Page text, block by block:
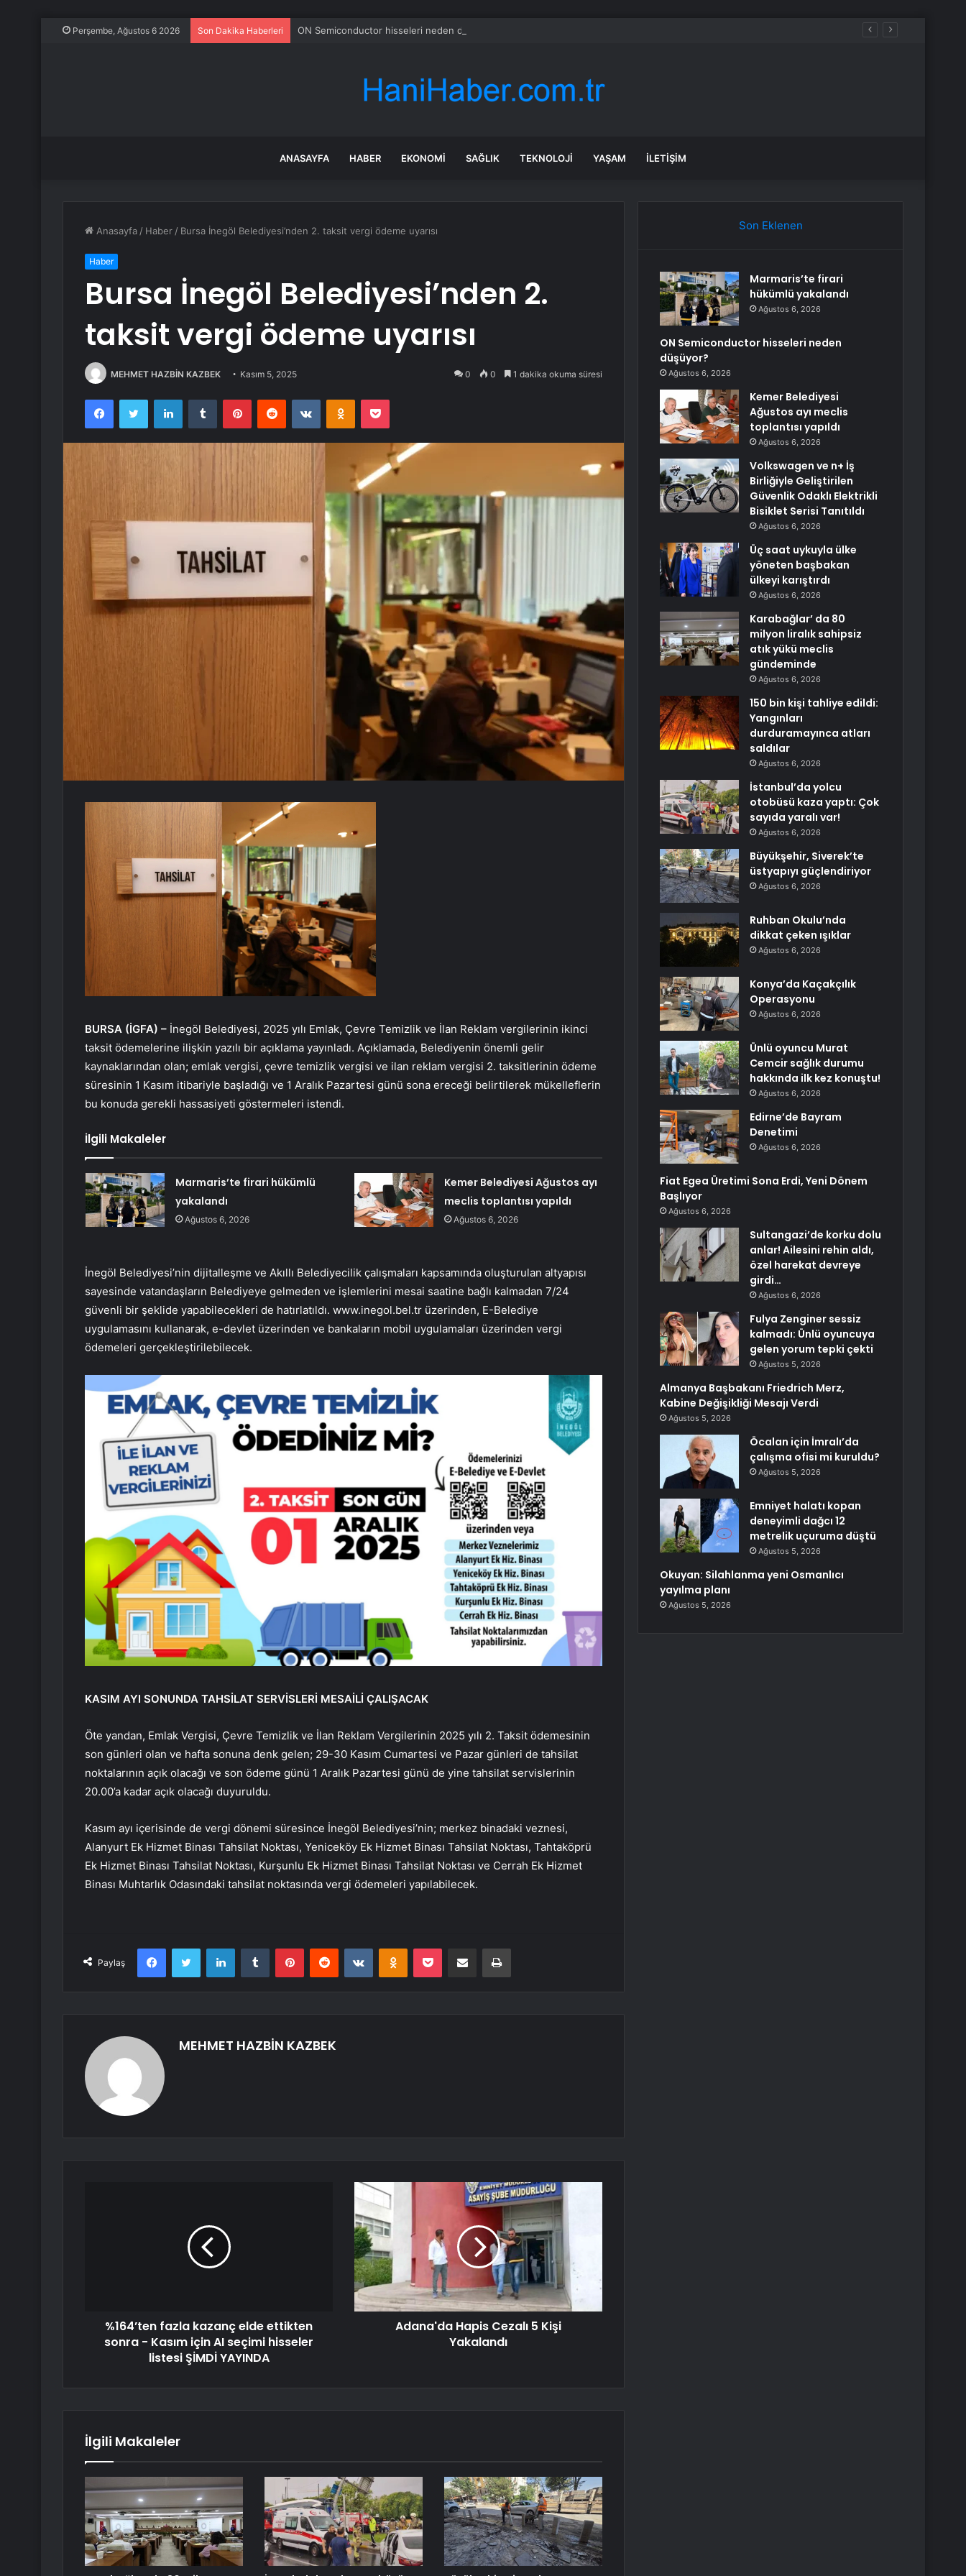
Perşembe, Ağustos 6 2026 Son Dakika Haberleri ON Semiconductor hisseleri neden düşüyor?
ANASAYFA HABER EKONOMI SAĞLIK TEKNOLOJI YAŞAM İLETIŞIM
Anasayfa / Haber / Bursa İnegöl Belediyesi’nden 2. taksit vergi ödeme uyarısı
Haber
Bursa İnegöl Belediyesi’nden 2.
taksit vergi ödeme uyarısı
MEHMET HAZBİN KAZBEK Kasım 5, 2025 0 0 1 dakika okuma süresi
FacebookTwitter LinkedInTumblr PinterestReddit VKontakteOdnoklassniki
Pocket
BURSA (İGFA) – İnegöl Belediyesi, 2025 yılı Emlak, Çevre Temizlik ve İlan Reklam vergilerinin ikinci
taksit ödemelerine ilişkin yazılı bir açıklama yayınladı. Açıklamada, Belediyenin önemli gelir
kaynaklarından olan; emlak vergisi, çevre temizlik vergisi ve ilan reklam vergisi 2. taksitlerinin ödeme
süresinin 1 Kasım itibariyle başladığı ve 1 Aralık Pazartesi günü sona ereceği belirtilerek mükelleflerin
bu konuda gerekli hassasiyeti göstermeleri istendi.
İlgili Makaleler
Marmaris’te firari hükümlü
yakalandı
Ağustos 6, 2026
Kemer Belediyesi Ağustos ayı
meclis toplantısı yapıldı
Ağustos 6, 2026
İnegöl Belediyesi’nin dijitalleşme ve Akıllı Belediyecilik çalışmaları kapsamında oluşturulan altyapısı
sayesinde vatandaşların Belediyeye gelmeden ve işlemlerini mesai saatine bağlı kalmadan 7/24
güvenli bir şeklide yapabilecekleri de hatırlatıldı. www.inegol.bel.tr üzerinden, E-Belediye
uygulamasını kullanarak, e-devlet üzerinden ve bankaların mobil uygulamaları üzerinden vergi
ödemeleri gerçekleştirilebilecek.
KASIM AYI SONUNDA TAHSİLAT SERVİSLERİ MESAİLİ ÇALIŞACAK
Öte yandan, Emlak Vergisi, Çevre Temizlik ve İlan Reklam Vergilerinin 2025 yılı 2. Taksit ödemesinin
son günleri olan ve hafta sonuna denk gelen; 29-30 Kasım Cumartesi ve Pazar günleri de tahsilat
noktalarının açık olacağı ve son ödeme günü 1 Aralık Pazartesi günü de yine tahsilat servislerinin
20.00’a kadar açık olacağı duyuruldu.
Kasım ayı içerisinde de vergi dönemi süresince İnegöl Belediyesi’nin; merkez binadaki veznesi,
Alanyurt Ek Hizmet Binası Tahsilat Noktası, Yeniceköy Ek Hizmet Binası Tahsilat Noktası, Tahtaköprü
Ek Hizmet Binası Tahsilat Noktası, Kurşunlu Ek Hizmet Binası Tahsilat Noktası ve Cerrah Ek Hizmet
Binası Muhtarlık Odasındaki tahsilat noktasında vergi ödemeleri yapılabilecek.
Paylaş
FacebookTwitter LinkedInTumblr PinterestReddit VKontakteOdnoklassniki
Pocket E-Posta ile paylaş Yazdır
MEHMET HAZBİN KAZBEK
%164’ten fazla kazanç elde ettikten
sonra - Kasım için AI seçimi hisseler
listesi ŞİMDİ YAYINDA
Adana'da Hapis Cezalı 5 Kişi
Yakalandı
İlgili Makaleler
Son Eklenen
Marmaris’te firari
hükümlü yakalandı
Ağustos 6, 2026
ON Semiconductor hisseleri neden
düşüyor?
Ağustos 6, 2026
Kemer Belediyesi
Ağustos ayı meclis
toplantısı yapıldı
Ağustos 6, 2026
Volkswagen ve n+ İş
Birliğiyle Geliştirilen
Güvenlik Odaklı Elektrikli
Bisiklet Serisi Tanıtıldı
Ağustos 6, 2026
Üç saat uykuyla ülke
yöneten başbakan
ülkeyi karıştırdı
Ağustos 6, 2026
Karabağlar’ da 80
milyon liralık sahipsiz
atık yükü meclis
gündeminde
Ağustos 6, 2026
150 bin kişi tahliye edildi:
Yangınları
durduramayınca atları
saldılar
Ağustos 6, 2026
İstanbul’da yolcu
otobüsü kaza yaptı: Çok
sayıda yaralı var!
Ağustos 6, 2026
Büyükşehir, Siverek’te
üstyapıyı güçlendiriyor
Ağustos 6, 2026
Ruhban Okulu’nda
dikkat çeken ışıklar
Ağustos 6, 2026
Konya’da Kaçakçılık
Operasyonu
Ağustos 6, 2026
Ünlü oyuncu Murat
Cemcir sağlık durumu
hakkında ilk kez konuştu!
Ağustos 6, 2026
Edirne’de Bayram
Denetimi
Ağustos 6, 2026
Fiat Egea Üretimi Sona Erdi, Yeni Dönem
Başlıyor
Ağustos 6, 2026
Sultangazi’de korku dolu
anlar! Ailesini rehin aldı,
özel harekat devreye
girdi…
Ağustos 6, 2026
Fulya Zenginer sessiz
kalmadı: Ünlü oyuncuya
gelen yorum tepki çekti
Ağustos 5, 2026
Almanya Başbakanı Friedrich Merz,
Kabine Değişikliği Mesajı Verdi
Ağustos 5, 2026
Öcalan için İmralı’da
çalışma ofisi mi kuruldu?
Ağustos 5, 2026
Emniyet halatı kopan
deneyimli dağcı 12
metrelik uçuruma düştü
Ağustos 5, 2026
Okuyan: Silahlanma yeni Osmanlıcı
yayılma planı
Ağustos 5, 2026